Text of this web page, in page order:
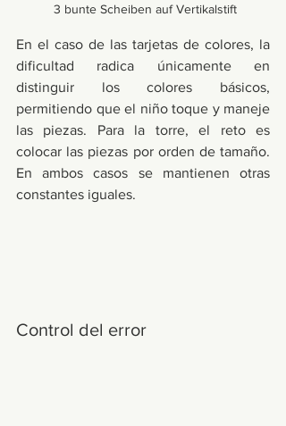
3 bunte Scheiben auf Vertikalstift
En el caso de las tarjetas de colores, la
dificultad radica únicamente en
distinguir los colores básicos,
permitiendo que el niño toque y maneje
las piezas. Para la torre, el reto es
colocar las piezas por orden de tamaño.
En ambos casos se mantienen otras
constantes iguales.
Control del error